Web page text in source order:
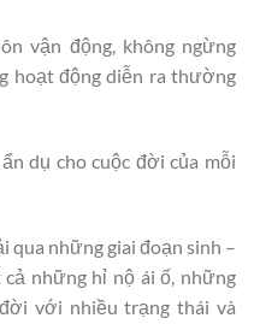
vận động, không ngừng
hoạt động diễn ra thường
dụ cho cuộc đời của mỗi
qua những giai đoạn sinh –
những hỉ nộ ái ố, những
với nhiều trạng thái và